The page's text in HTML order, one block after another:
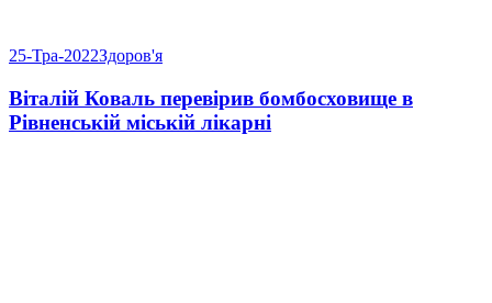
25-Тра-2022Здоров'я
Віталій Коваль перевірив бомбосховище в
Рівненській міській лікарні